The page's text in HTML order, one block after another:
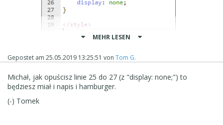
MEHR LESEN
Gepostet am 25.05.2019 13:25:51 von Tom G.
Michał, jak opuścisz linie 25 do 27 (z "display: none;") to
będziesz miał i napis i hamburger.
(-) Tomek